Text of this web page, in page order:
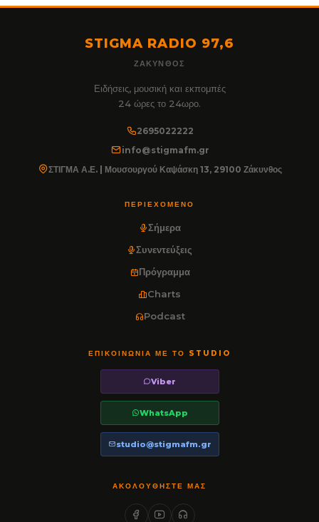
STIGMA RADIO 97,6
ΖΆΚΥΝΘΟΣ
Ειδήσεις, μουσική και εκπομπές
24 ώρες το 24ωρο.
2695022222
info@stigmafm.gr
ΣΤΙΓΜΑ Α.Ε. | Μουσουργού Καψάσκη 13, 29100 Ζάκυνθος
ΠΕΡΙΕΧΌΜΕΝΟ
Σήμερα
Συνεντεύξεις
Πρόγραμμα
Charts
Podcast
ΕΠΙΚΟΙΝΩΝΊΑ ΜΕ ΤΟ STUDIO
Viber
WhatsApp
studio@stigmafm.gr
ΑΚΟΛΟΥΘΉΣΤΕ ΜΑΣ